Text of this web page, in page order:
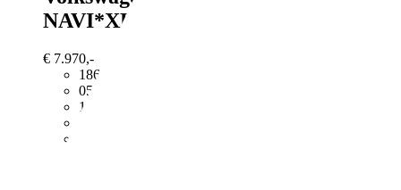
€ 7.970,-
186.000 km
05/2014
103 kW (140 PS)